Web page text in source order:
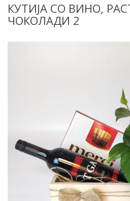
КУТИЈА СО ВИНО,
ЧОКОЛАДИ 2